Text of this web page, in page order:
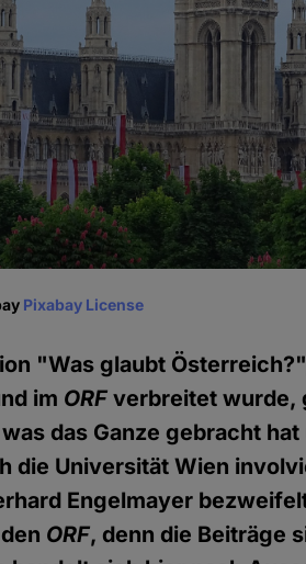
Pixabay License
"Was glaubt
im ORF verbreitet wurde,
das Ganze gebracht
die Universität Wien
Engelmayer
ORF, denn die Beiträge